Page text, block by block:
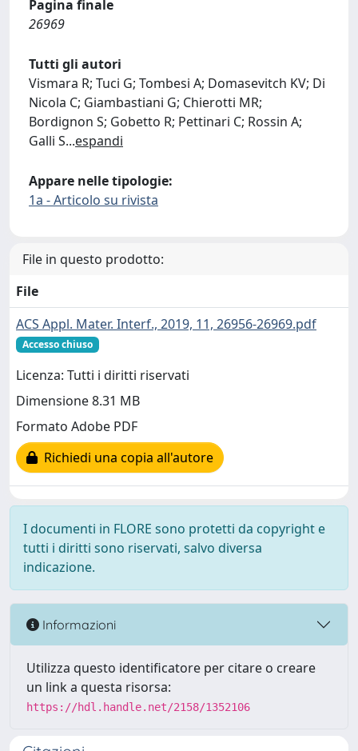
Pagina finale
26969
Tutti gli autori
Vismara R; Tuci G; Tombesi A; Domasevitch KV; Di
Nicola C; Giambastiani G; Chierotti MR;
Bordignon S; Gobetto R; Pettinari C; Rossin A;
Galli S...espandi
Appare nelle tipologie:
1a - Articolo su rivista
File in questo prodotto:
File
ACS Appl. Mater. Interf., 2019, 11, 26956-26969.pdf
Accesso chiuso
Licenza: Tutti i diritti riservati
Dimensione 8.31 MB
Formato Adobe PDF
Richiedi una copia all'autore
I documenti in FLORE sono protetti da copyright e
tutti i diritti sono riservati, salvo diversa
indicazione.
Informazioni
Utilizza questo identificatore per citare o creare
un link a questa risorsa:
https://hdl.handle.net/2158/1352106